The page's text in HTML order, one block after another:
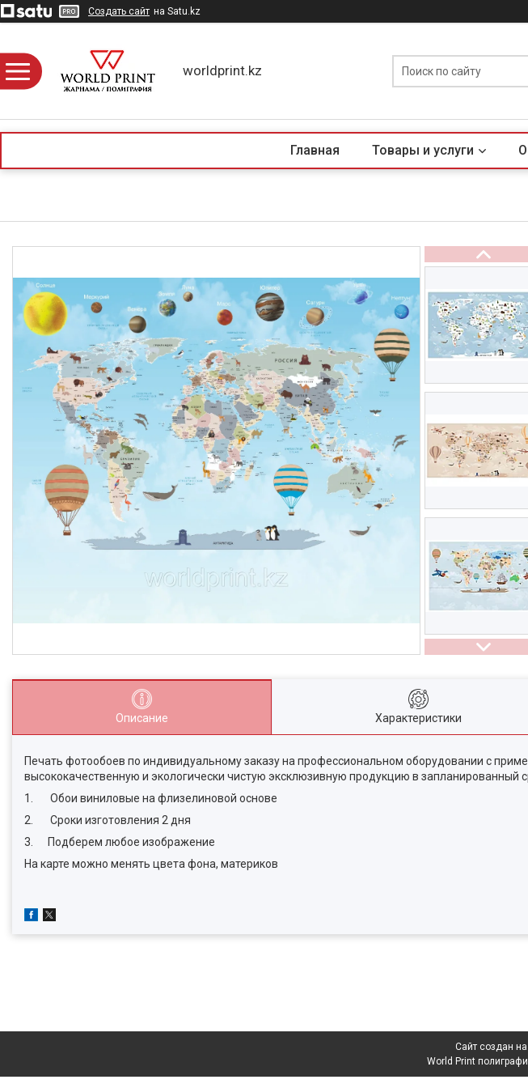
Создать сайт на Satu.kz
worldprint.kz
Главная Товары и услуги
Описание Характеристики
Печать фотообоев по индивидуальному заказу на профессиональном оборудовании с
высококачественную и экологически чистую эксклюзивную продукцию в запланированный
1. Обои виниловые на флизелиновой основе
2. Сроки изготовления 2 дня
3. Подберем любое изображение
На карте можно менять цвета фона, материков
Сайт создан